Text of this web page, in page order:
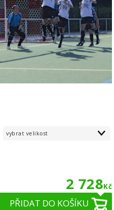
vybrat velikost
2 728Kč
PŘIDAT DO KOŠÍKU